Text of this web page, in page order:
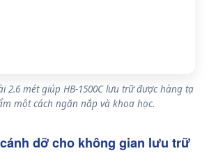
2.6 mét giúp HB-1500C lưu trữ được hàng tạ
một cách ngăn nắp và khoa học.
dỡ cho không gian lưu trữ